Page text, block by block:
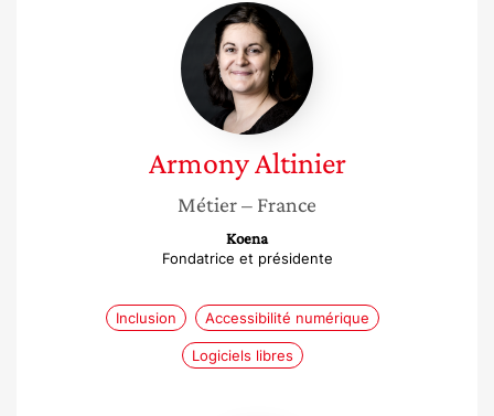
Armony
Altinier
ArmonyAltinier
Métier– France
Koena
Fondatrice et présidente
Inclusion Accessibilité numérique
Logiciels libres